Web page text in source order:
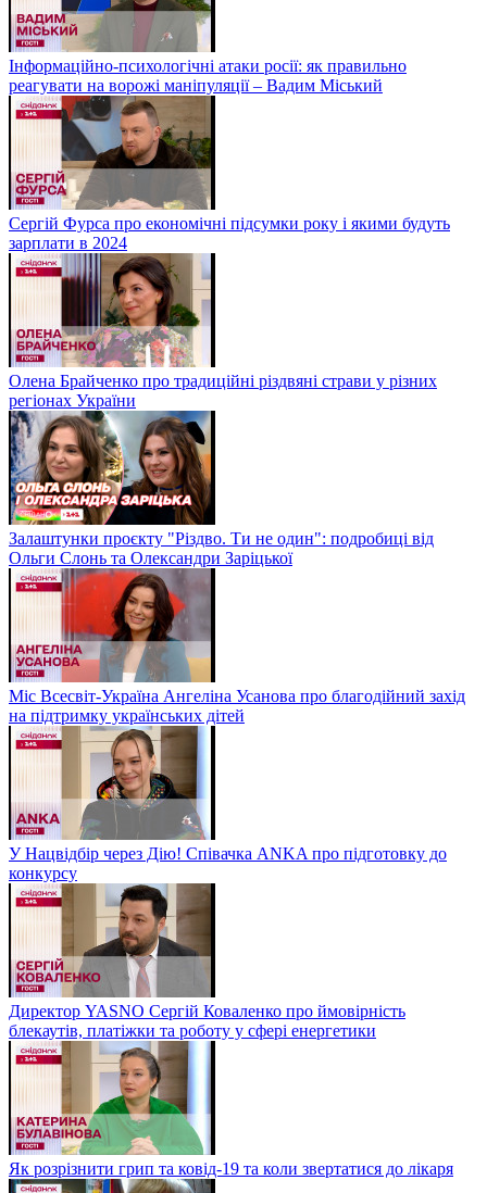
Інформаційно-психологічні атаки росії: як правильно
реагувати на ворожі маніпуляції – Вадим Міський
Сергій Фурса про економічні підсумки року і якими будуть
зарплати в 2024
Олена Брайченко про традиційні різдвяні страви у різних
регіонах України
Залаштунки проєкту "Різдво. Ти не один": подробиці від
Ольги Слонь та Олександри Заріцької
Міс Всесвіт-Україна Ангеліна Усанова про благодійний захід
на підтримку українських дітей
У Нацвідбір через Дію! Співачка ANKA про підготовку до
конкурсу
Директор YASNO Сергій Коваленко про ймовірність
блекаутів, платіжки та роботу у сфері енергетики
Як розрізнити грип та ковід-19 та коли звертатися до лікаря